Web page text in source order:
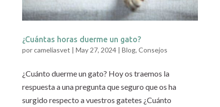
¿Cuántas horas duerme un gato?
porcameliasvet | May 27, 2024| Blog, Consejos
¿Cuánto duerme un gato? Hoy os traemos la
respuesta a una pregunta que seguro que os ha
surgido respecto a vuestros gatetes ¿Cuánto